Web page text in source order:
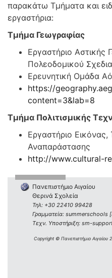
παρακάτω Τμήματα και
εργαστήρια:
Τμήμα Γεωγραφίας
Εργαστήριο Αστικής
Πολεοδομικού
Ερευνητική Ομάδα
https://
content=3&lab=8
Τμήμα Πολιτισμικής
Εργαστήριο Εικόνας,
Αναπαράστασης
http://www.cultural-
Πανεπιστήμιο Αιγαίου
Θερινά Σχολεία
Τηλ: +30 22410 99428
Γραμματεία: summerschools
Τεχν. Υποστήριξη: sm-
Copyright © Πανεπιστήμιο Αιγαίου